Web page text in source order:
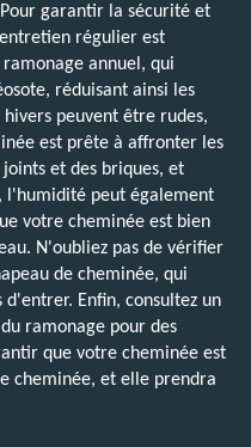
garantir la sécurité et
régulier est
annuel, qui
réduisant ainsi les
peuvent être rudes,
est prête à affronter les
et des briques, et
l'humidité peut également
votre cheminée est bien
N'oubliez pas de vérifier
de cheminée, qui
Enfin, consultez un
ramonage pour des
que votre cheminée est
cheminée, et elle prendra